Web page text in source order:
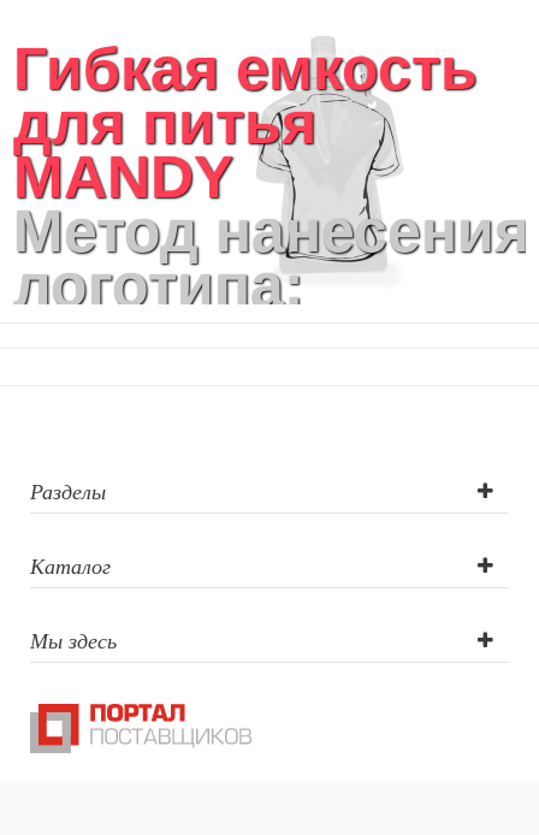
Гибкая емкость
для питья
MANDY
Метод нанесения
логотипа:
Тампопечать
Разделы
Каталог
Мы здесь